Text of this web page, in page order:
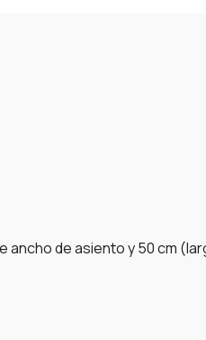
ancho de asiento y 50 cm